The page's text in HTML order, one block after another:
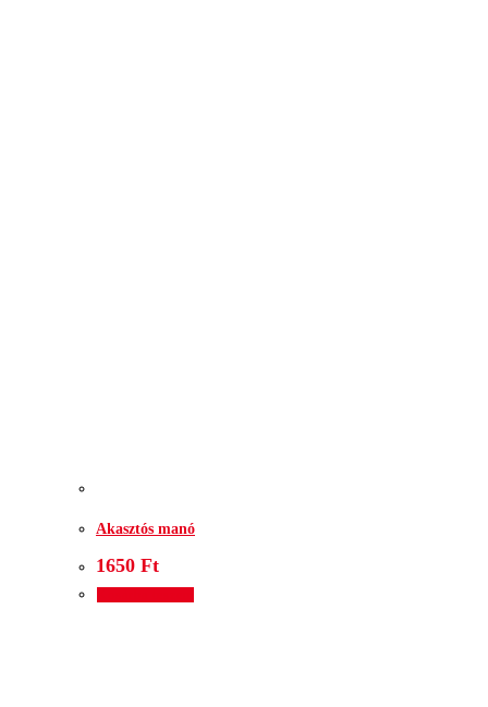
Akasztós manó
1650 Ft